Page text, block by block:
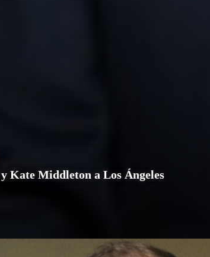
Kate Middleton a Los Ángeles